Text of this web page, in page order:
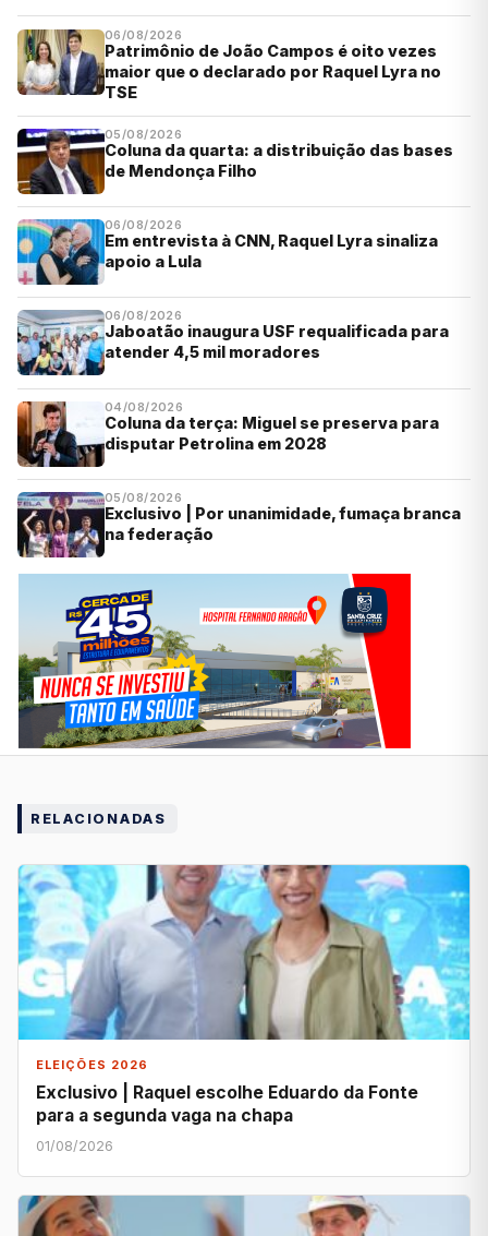
06/08/2026
Patrimônio de João Campos é oito vezes
maior que o declarado por Raquel Lyra no
TSE
05/08/2026
Coluna da quarta: a distribuição das bases
de Mendonça Filho
06/08/2026
Em entrevista à CNN, Raquel Lyra sinaliza
apoio a Lula
06/08/2026
Jaboatão inaugura USF requalificada para
atender 4,5 mil moradores
04/08/2026
Coluna da terça: Miguel se preserva para
disputar Petrolina em 2028
05/08/2026
Exclusivo | Por unanimidade, fumaça branca
na federação
RELACIONADAS
ELEIÇÕES 2026
Exclusivo | Raquel escolhe Eduardo da Fonte
para a segunda vaga na chapa
01/08/2026